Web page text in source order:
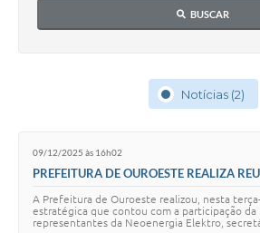
BUSCAR
Notícias (2)
09/12/2025 às 16h02
PREFEITURA DE OUROESTE REALIZA
CLIMÁTICOS
A Prefeitura de Ouroeste realizou, nesta
estratégica que contou com a participação da
representantes da Neoenergia Elektro,